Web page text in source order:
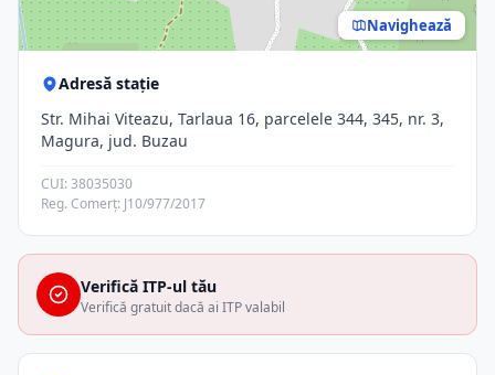
Navighează
Adresă stație
Str. Mihai Viteazu, Tarlaua 16, parcelele 344, 345, nr. 3,
Magura, jud. Buzau
CUI: 38035030
Reg. Comerț: J10/977/2017
Verifică ITP-ul tău
Verifică gratuit dacă ai ITP valabil